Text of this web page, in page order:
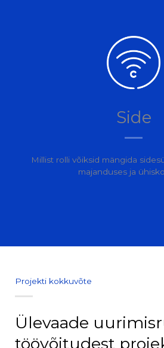
Side
Millist rolli võiksid mängida
majanduses ja
Projekti kokkuvõte
Ülevaade
töövõitudest